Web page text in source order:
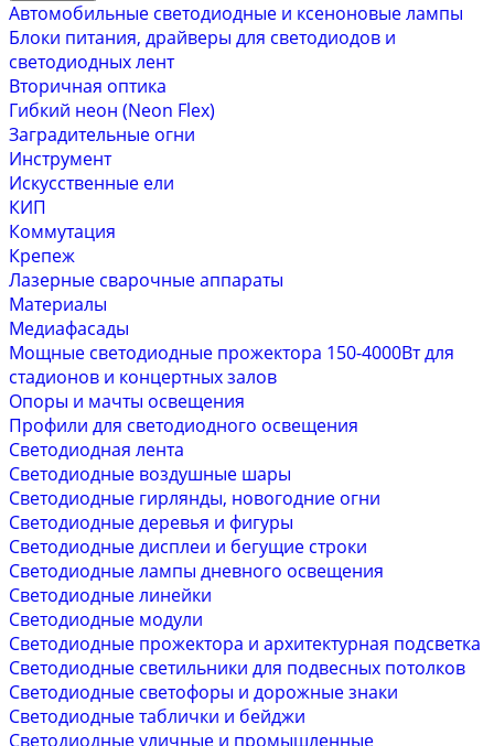
Автомобильные светодиодные и ксеноновые лампы
Блоки питания, драйверы для светодиодов и
светодиодных лент
Вторичная оптика
Гибкий неон (Neon Flex)
Заградительные огни
Инструмент
Искусственные ели
КИП
Коммутация
Крепеж
Лазерные сварочные аппараты
Материалы
Медиафасады
Мощные светодиодные прожектора 150-4000Вт для
стадионов и концертных залов
Опоры и мачты освещения
Профили для светодиодного освещения
Светодиодная лента
Светодиодные воздушные шары
Светодиодные гирлянды, новогодние огни
Светодиодные деревья и фигуры
Светодиодные дисплеи и бегущие строки
Светодиодные лампы дневного освещения
Светодиодные линейки
Светодиодные модули
Светодиодные прожектора и архитектурная подсветка
Светодиодные светильники для подвесных потолков
Светодиодные светофоры и дорожные знаки
Светодиодные таблички и бейджи
Светодиодные уличные и промышленные